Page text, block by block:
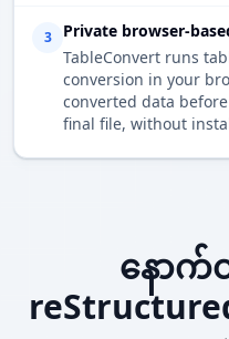
3
Private browser-
TableConvert runs
conversion in your
converted data
final file, without
နောက်